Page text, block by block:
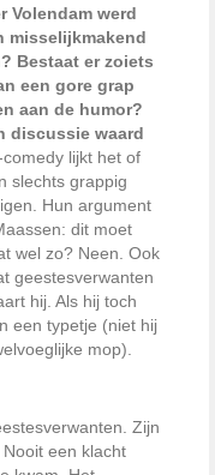
Volendam werd
misselijkmakend
Bestaat er zoiets
een gore grap
aan de humor?
discussie waard
lijkt het of
slechts grappig
Hun argument
dit moet
wel zo? Neen. Ook
geestesverwanten
hij. Als hij toch
een typetje (niet hij
mop).
Zijn
een klacht